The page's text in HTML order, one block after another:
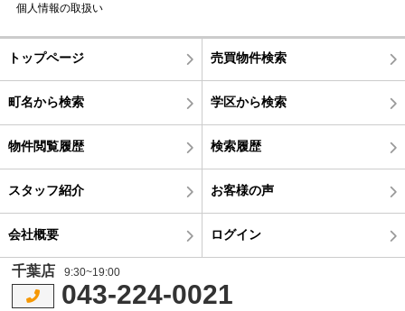
個人情報の取扱い
トップページ 売買物件検索
町名から検索 学区から検索
物件閲覧履歴 検索履歴
スタッフ紹介 お客様の声
会社概要 ログイン
千葉店 9:30~19:00
043-224-0021